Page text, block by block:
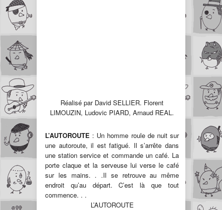
Réalisé par David SELLIER. Florent
LIMOUZIN, Ludovic PIARD, Arnaud REAL.
L’AUTOROUTE : Un homme roule de nuit sur
une autoroute, il est fatigué. Il s’arrête dans
une station service et commande un café. La
porte claque et la serveuse lui verse le café
sur les mains. . .Il se retrouve au même
endroit qu’au départ. C’est là que tout
commence. . .
L’AUTOROUTE